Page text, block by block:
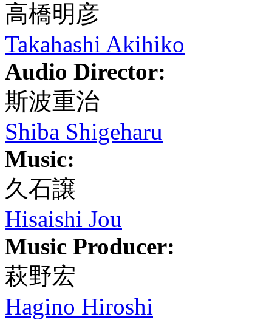
高橋明彦
Takahashi Akihiko
Audio Director:
斯波重治
Shiba Shigeharu
Music:
久石譲
Hisaishi Jou
Music Producer:
萩野宏
Hagino Hiroshi